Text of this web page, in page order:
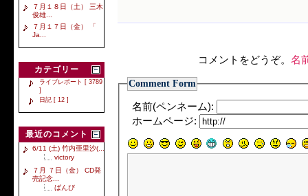
７月１８日（土） 三木
俊雄...
７月１７日（金） 「
Ja...
カテゴリー
ライブレポート [ 3789
]
日記 [ 12 ]
最近のコメント
6/11 (土) 竹内亜里沙(...
victory
７月 ７日（金） CD発
売記念...
ばんび
コメントをどうぞ。 名
Comment Form
名前(ペンネーム):
ホームページ: